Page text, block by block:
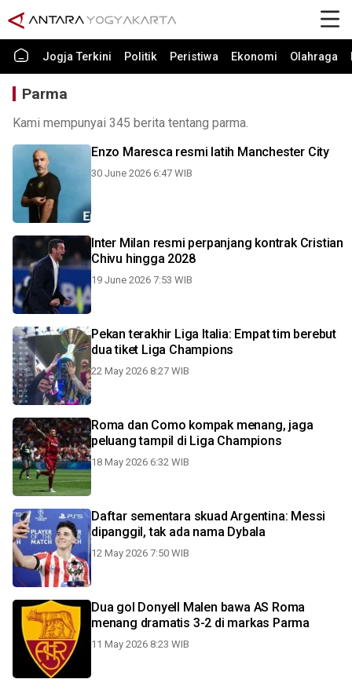
Jogja Terkini Politik Peristiwa Ekonomi Olahraga
Parma
Kami mempunyai 345 berita tentang parma.
Enzo Maresca resmi latih Manchester City
30 June 2026 6:47 WIB
Inter Milan resmi perpanjang kontrak Cristian
Chivu hingga 2028
19 June 2026 7:53 WIB
Pekan terakhir Liga Italia: Empat tim berebut
dua tiket Liga Champions
22 May 2026 8:27 WIB
Roma dan Como kompak menang, jaga
peluang tampil di Liga Champions
18 May 2026 6:32 WIB
Daftar sementara skuad Argentina: Messi
dipanggil, tak ada nama Dybala
12 May 2026 7:50 WIB
Dua gol Donyell Malen bawa AS Roma
menang dramatis 3-2 di markas Parma
11 May 2026 8:23 WIB